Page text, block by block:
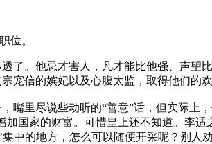
位。
了。他忌才害人，凡才能比他强、声
宠信的嫔妃以及心腹太监，取得他们的
嘴里尽说些动听的“善意”话，但实际
国家的财富。可惜皇上还不知道。李
中的地方，怎么可以随便开采呢？别